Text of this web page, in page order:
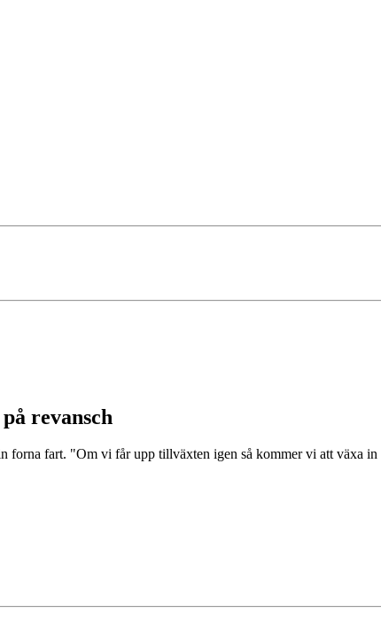
revansch
fart. "Om vi får upp tillväxten igen så kommer vi att växa